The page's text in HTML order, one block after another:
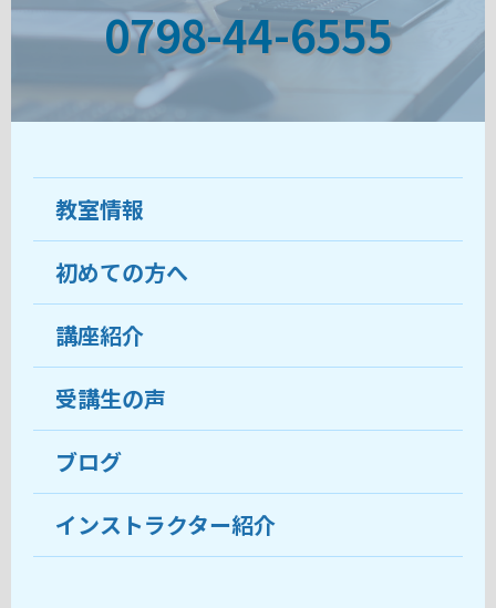
0798-44-6555
教室情報
教室について
受講生の声
おすすめ・人気の講座
目的から講座を探す
教室ブログ
初めての方へ
ココがおすすめ
料金
受講までの流れ
よくあるご質問
講座紹介
受講生の声
ブログ
インストラクター紹介